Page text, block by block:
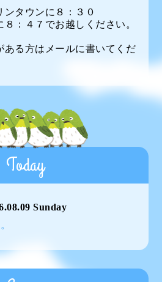
ンタウンに８：３０
：４７でお越しください。
ある方はメールに書いてくだ
Today
Sunday